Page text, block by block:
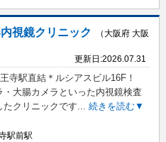
視鏡クリニック
（大阪府 大阪
更新日:2026.07.31
寺駅直結＊ルシアスビル16F！
・大腸カメラといった内視鏡検査
たクリニックです... 続きを読む▼
駅前駅